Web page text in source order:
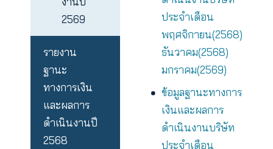
ผลการ
ดำเนิน
งานปี
รายงาน
ฐานะ
ข้อมูลฐานะทาง
เงินและผลการ
ดำเนินงานบริ
ประจำเดือน
พฤศจิกายน
ธันวาคม(2568)
มกราคม(2569)